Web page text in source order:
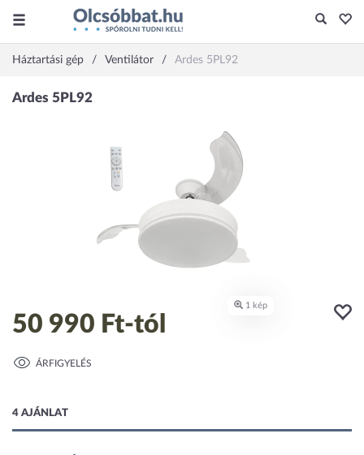
Háztartási gép Ventilátor Ardes 5PL92
50 990 Ft-tól
ÁRFIGYELÉS
4 AJÁNLAT